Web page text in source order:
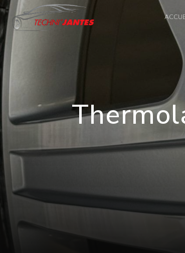
Panneau de gestion des cookies